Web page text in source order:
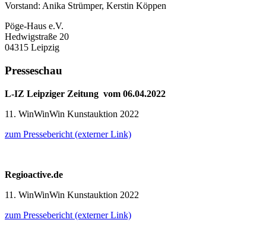
Vorstand: Anika Strümper, Kerstin Köppen
Pöge-Haus e.V.
Hedwigstraße 20
04315 Leipzig
Presseschau
L-IZ Leipziger Zeitung vom 06.04.2022
11. WinWinWin Kunstauktion 2022
zum Pressebericht (externer Link)
Regioactive.de
11. WinWinWin Kunstauktion 2022
zum Pressebericht (externer Link)